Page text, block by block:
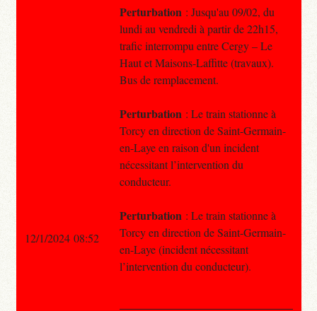
Perturbation : Jusqu'au 09/02, du
lundi au vendredi à partir de 22h15,
trafic interrompu entre Cergy – Le
Haut et Maisons-Laffitte (travaux).
Bus de remplacement.
Perturbation : Le train stationne à
Torcy en direction de Saint-Germain-
en-Laye en raison d'un incident
nécessitant l’intervention du
conducteur.
Perturbation : Le train stationne à
Torcy en direction de Saint-Germain-
en-Laye (incident nécessitant
l’intervention du conducteur).
12/1/2024 08:52